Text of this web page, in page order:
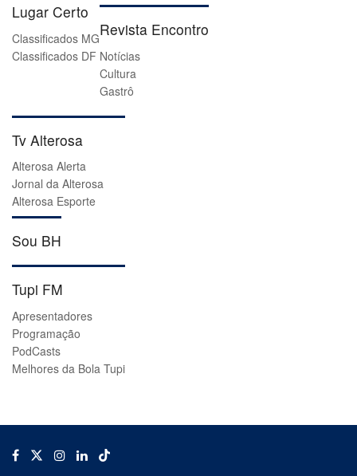
Lugar Certo
Classificados MG
Classificados DF
Revista Encontro
Notícias
Cultura
Gastrô
Tv Alterosa
Alterosa Alerta
Jornal da Alterosa
Alterosa Esporte
Sou BH
Tupi FM
Apresentadores
Programação
PodCasts
Melhores da Bola Tupi